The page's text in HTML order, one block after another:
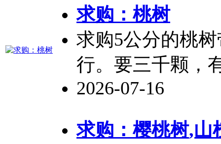
求购： 桃树
求购5公分的桃树
行。要三千颗，
2026-07-16
求购：樱桃树,山